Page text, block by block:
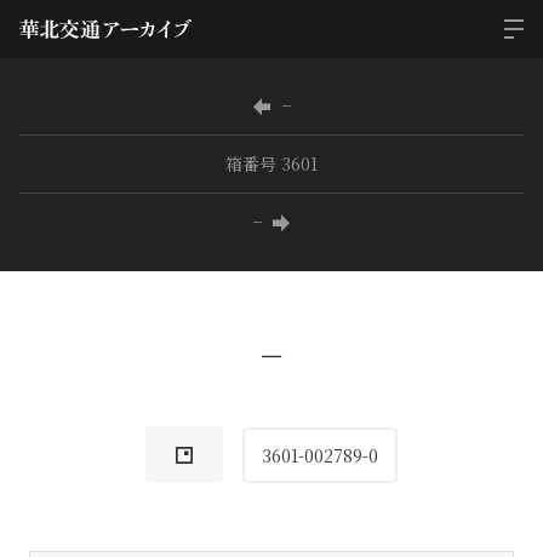
−
箱番号 3601
−
−
3601-002789-0